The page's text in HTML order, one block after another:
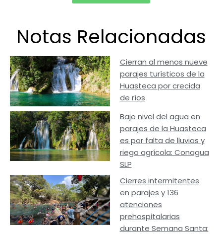
Notas Relacionadas
Cierran al menos nueve
parajes turísticos de la
Huasteca por crecida
de ríos
Bajo nivel del agua en
parajes de la Huasteca
es por falta de lluvias y
riego agrícola: Conagua
SLP
Cierres intermitentes
en parajes y 136
atenciones
prehospitalarias
durante Semana Santa: